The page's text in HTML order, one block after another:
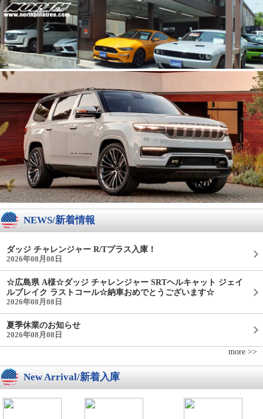
NEWS/新着情報
ダッジ チャレンジャー R/Tプラス入庫！
2026年08月08日
☆広島県 A様☆ダッジ チャレンジャー SRTヘルキャット ジェイ
ルブレイク ラストコール☆納車おめでとうございます☆
2026年08月08日
夏季休業のお知らせ
2026年08月08日
more >>
New Arrival/新着入庫